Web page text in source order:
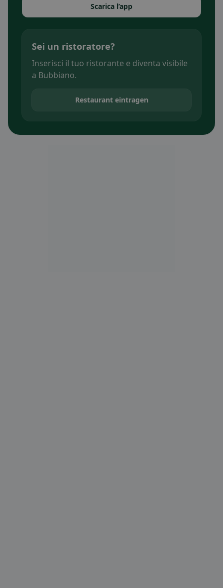
Scarica l’app
Sei un ristoratore?
Inserisci il tuo ristorante e diventa visibile
a Bubbiano.
Restaurant eintragen